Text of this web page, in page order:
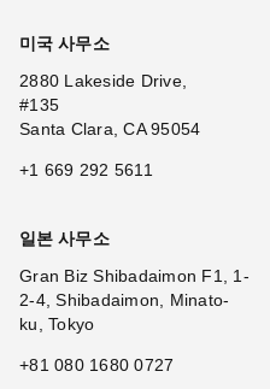
미국 사무소
2880 Lakeside Drive,
#135
Santa Clara, CA 95054
+1 669 292 5611
일본 사무소
Gran Biz Shibadaimon F1, 1-
2-4, Shibadaimon, Minato-
ku, Tokyo
+81 080 1680 0727